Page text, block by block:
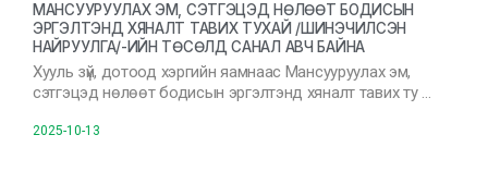
МАНСУУРУУЛАХ ЭМ, СЭТГЭЦЭД НӨЛӨӨТ БОДИСЫН
ЭРГЭЛТЭНД ХЯНАЛТ ТАВИХ ТУХАЙ /ШИНЭЧИЛСЭН
НАЙРУУЛГА/-ИЙН ТӨСӨЛД САНАЛ АВЧ БАЙНА
Хууль зүй, дотоод хэргийн яамнаас Мансууруулах эм,
сэтгэцэд нөлөөт бодисын эргэлтэнд хяналт тавих ту …
2025-10-13